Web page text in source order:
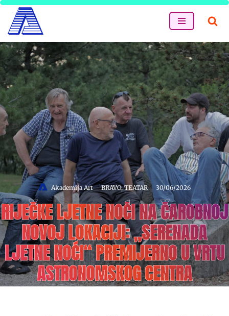
Skip
to
content
Akademija Art BRAVO,TEATAR 30/06/2026
RIJEČKE LJETNE NOĆI NA ČAROBNOJ
NOVOJ LOKACIJI: „SERENADA
LJETNE NOĆI“ PREMIJERNO U VRTU
ASTRONOMSKOG CENTRA